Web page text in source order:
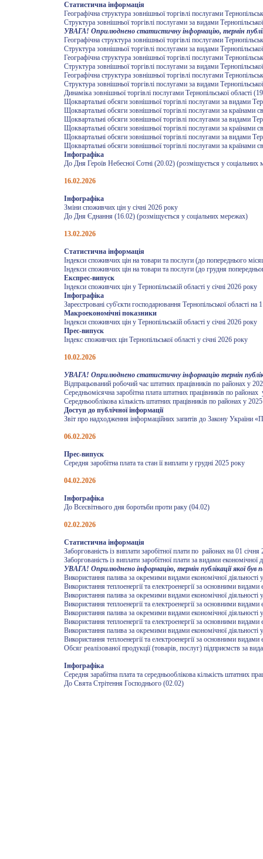
Статистична інформація
Географічна структура зовнішньої торгівлі послугами
Структура зовнішньої торгівлі послугами за видами
УВАГА! Оприлюднено статистичну інформацію, термін
Географічна структура зовнішньої торгівлі послугами
Структура зовнішньої торгівлі послугами за видами
Географічна структура зовнішньої торгівлі послугами
Структура зовнішньої торгівлі послугами за видами
Географічна структура зовнішньої торгівлі послугами
Структура зовнішньої торгівлі послугами за видами
Динаміка зовнішньої торгівлі послугами Тернопільської області
Щоквартальні обсяги зовнішньої торгівлі послугами за видами
Щоквартальні обсяги зовнішньої торгівлі послугами за країнами
Щоквартальні обсяги зовнішньої торгівлі послугами за видами
Щоквартальні обсяги зовнішньої торгівлі послугами за країнами
Щоквартальні обсяги зовнішньої торгівлі послугами за видами
Щоквартальні обсяги зовнішньої торгівлі послугами за країнами
Інфографіка
До Дня Героїв Небесної Сотні (20.02) (розміщується у соціальних
16.02.2026
Інфографіка
Зміни споживчих цін у січні 2026 року
До Дня Єднання (16.02) (розміщується у соціальних мережах)
13.02.2026
Статистична інформація
Індекси споживчих цін на товари та послуги (до попереднього
Індекси споживчих цін на товари та послуги (до грудня
Експрес-випуск
Індекси споживчих цін у Тернопільській області у січні 2026 року
Інфографіка
Зареєстровані суб'єкти господарювання Тернопільської області на
Макроекономічні показники
Індекси споживчих цін у Тернопільській області у січні 2026 року
Прес-випуск
Індекс споживчих цін Тернопільської області у січні 2026 року
10.02.2026
УВАГА! Оприлюднено статистичну інформацію термін
Відпрацьований робочий час штатних працівників по районах у
Середньомісячна заробітна плата штатних працівників по районах
Середньооблікова кількість штатних працівників по районах у
Доступ до публічної інформації
Звіт про надходження інформаційних запитів до Закону України
06.02.2026
Прес-випуск
Середня заробітна плата та стан її виплати у грудні 2025 року
04.02.2026
Інфографіка
До Всесвітнього дня боротьби проти раку (04.02)
02.02.2026
Статистична інформація
Заборгованість із виплати заробітної плати по районах на 01
Заборгованість із виплати заробітної плати за видами економічної
УВАГА! Оприлюднено інформацію, термін публікації якої був
Використання палива за окремими видами економічної діяльності
Використання теплоенергії та електроенергії за основними видами
Використання палива за окремими видами економічної діяльності
Використання теплоенергії та електроенергії за основними видами
Використання палива за окремими видами економічної діяльності
Використання теплоенергії та електроенергії за основними видами
Використання палива за окремими видами економічної діяльності
Використання теплоенергії та електроенергії за основними видами
Обсяг реалізованої продукції (товарів, послуг) підприємств за
Інфографіка
Середня зарабітна плата та середньооблікова кількість штатних
До Свята Стрітення Господнього (02.02)